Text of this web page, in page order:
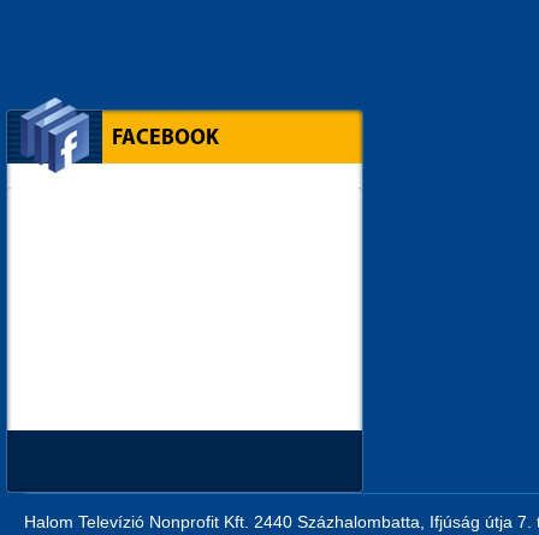
FACEBOOK
Halom Televízió Nonprofit Kft. 2440 Százhalombatta, Ifjúság útja